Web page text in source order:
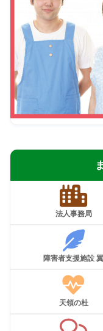
法人事務局
障害者支援施設 翼
天領の杜